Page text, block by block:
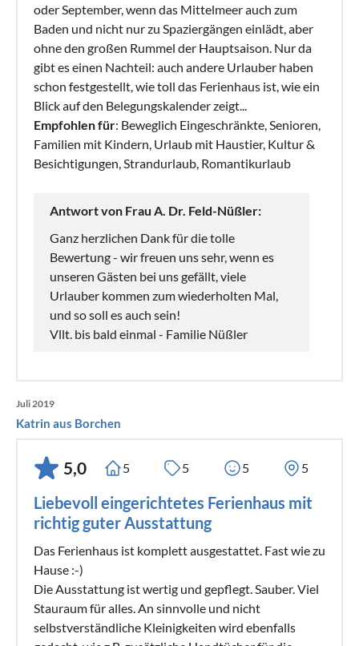
oder September, wenn das Mittelmeer auch zum
Baden und nicht nur zu Spaziergängen einlädt, aber
ohne den großen Rummel der Hauptsaison. Nur da
gibt es einen Nachteil: auch andere Urlauber haben
schon festgestellt, wie toll das Ferienhaus ist, wie ein
Blick auf den Belegungskalender zeigt...
Empfohlen für: Beweglich Eingeschränkte, Senioren,
Familien mit Kindern, Urlaub mit Haustier, Kultur &
Besichtigungen, Strandurlaub, Romantikurlaub
Antwort von Frau A. Dr. Feld-Nüßler:
Ganz herzlichen Dank für die tolle
Bewertung - wir freuen uns sehr, wenn es
unseren Gästen bei uns gefällt, viele
Urlauber kommen zum wiederholten Mal,
und so soll es auch sein!
Vllt. bis bald einmal - Familie Nüßler
Juli 2019
Katrin aus Borchen
5,0 5 5 5 5
Liebevoll eingerichtetes Ferienhaus mit
richtig guter Ausstattung
Das Ferienhaus ist komplett ausgestattet. Fast wie zu
Hause :-)
Die Ausstattung ist wertig und gepflegt. Sauber. Viel
Stauraum für alles. An sinnvolle und nicht
selbstverständliche Kleinigkeiten wird ebenfalls